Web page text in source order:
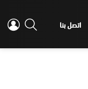
اتصل بنا SEARCH